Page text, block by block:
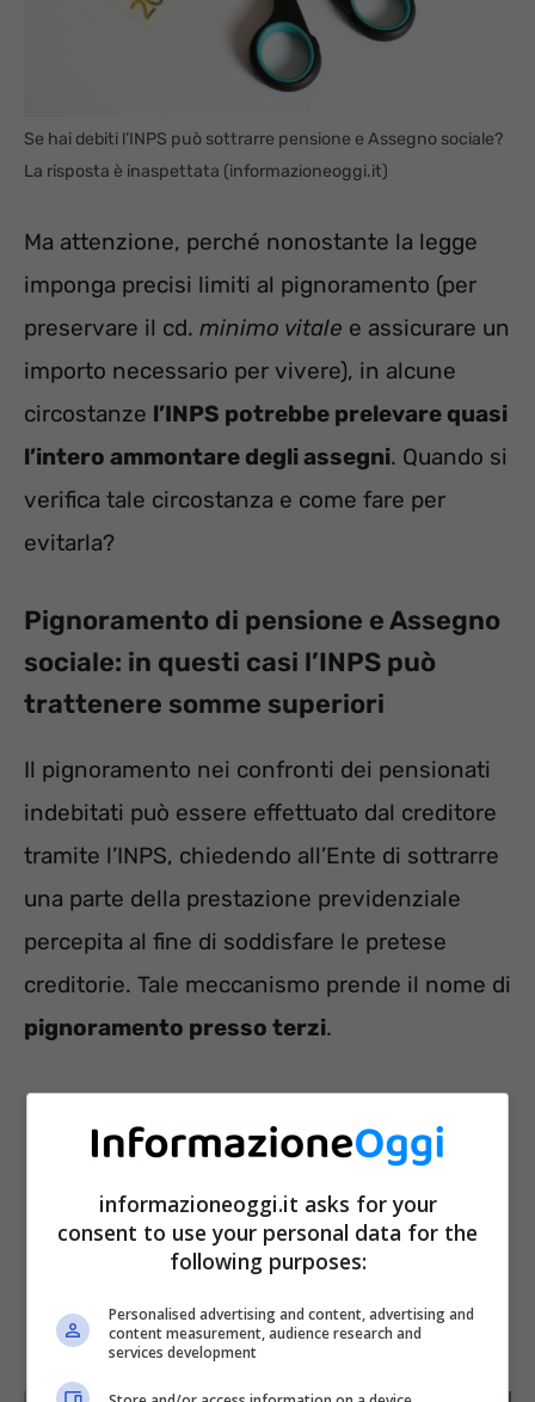
Se hai debiti l’INPS può sottrarre pensione e Assegno sociale?
La risposta è inaspettata (informazioneoggi.it)
Ma attenzione, perché nonostante la legge
imponga precisi limiti al pignoramento (per
preservare il cd. minimo vitale e assicurare un
importo necessario per vivere), in alcune
circostanze l’INPS potrebbe prelevare quasi
l’intero ammontare degli assegni. Quando si
verifica tale circostanza e come fare per
evitarla?
Pignoramento di pensione e Assegno
sociale: in questi casi l’INPS può
trattenere somme superiori
Il pignoramento nei confronti dei pensionati
indebitati può essere effettuato dal creditore
tramite l’INPS, chiedendo all’Ente di sottrarre
una parte della prestazione previdenziale
percepita al fine di soddisfare le pretese
creditorie. Tale meccanismo prende il nome di
pignoramento presso terzi.
informazioneoggi.it asks for your
consent to use your personal data for the
following purposes:
Personalised advertising and content, advertising and
content measurement, audience research and
services development